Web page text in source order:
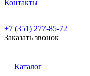
Контакты
+7 (351) 277-85-72
Заказать звонок
Каталог